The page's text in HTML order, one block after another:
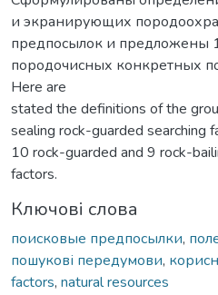
и экранирующих
предпосылок и предложены
породочисных конкретных
Here are
stated the definitions of the
sealing rock-guarded searching
10 rock-guarded and 9 rock-
factors.
Ключові слова
поисковые предпосылки,
пошукові передумови,
factors, natural resources